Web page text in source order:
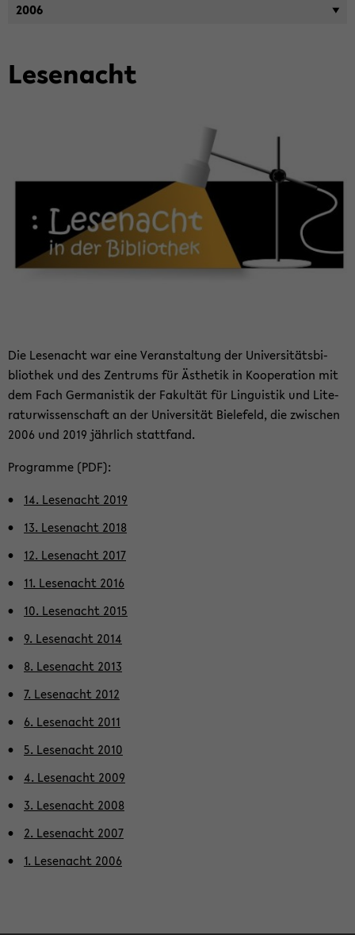
2006
Le­se­nacht
Die Le­se­nacht war eine Ver­an­stal­tung der Uni­ver­si­täts­bi­
blio­thek und des Zen­trums für Äs­the­tik in Ko­ope­ra­ti­on mit
dem Fach Ger­ma­nis­tik der Fa­kul­tät für Lin­gu­is­tik und Li­te­
ra­tur­wis­sen­schaft an der Uni­ver­si­tät Bie­le­feld, die zwi­schen
2006 und 2019 jähr­lich statt­fand.
Pro­gram­me (PDF):
14. Le­se­nacht 2019
13. Le­se­nacht 2018
12. Le­se­nacht 2017
11. Le­se­nacht 2016
10. Le­se­nacht 2015
9. Le­se­nacht 2014
8. Le­se­nacht 2013
7. Le­se­nacht 2012
6. Le­se­nacht 2011
5. Le­se­nacht 2010
4. Le­se­nacht 2009
3. Le­se­nacht 2008
2. Le­se­nacht 2007
1. Le­se­nacht 2006